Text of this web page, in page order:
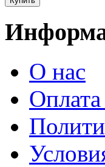
О нас
Оплата